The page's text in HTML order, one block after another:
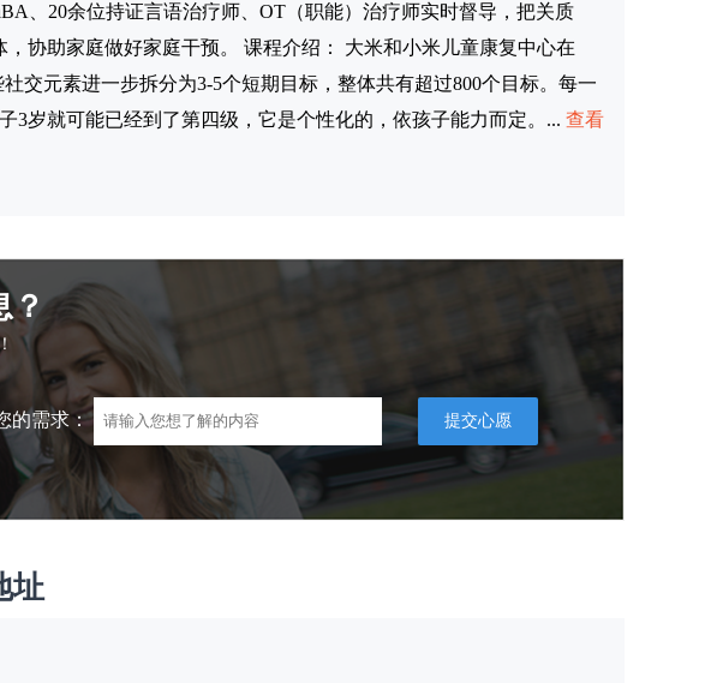
、20余位持证言语治疗师、OT（职能）治疗师实时督导，把关质
协助家庭做好家庭干预。 课程介绍： 大米和小米儿童康复中心在
交元素进一步拆分为3-5个短期目标，整体共有超过800个目标。每一
岁就可能已经到了第四级，它是个性化的，依孩子能力而定。... 查看
？
的需求：
址